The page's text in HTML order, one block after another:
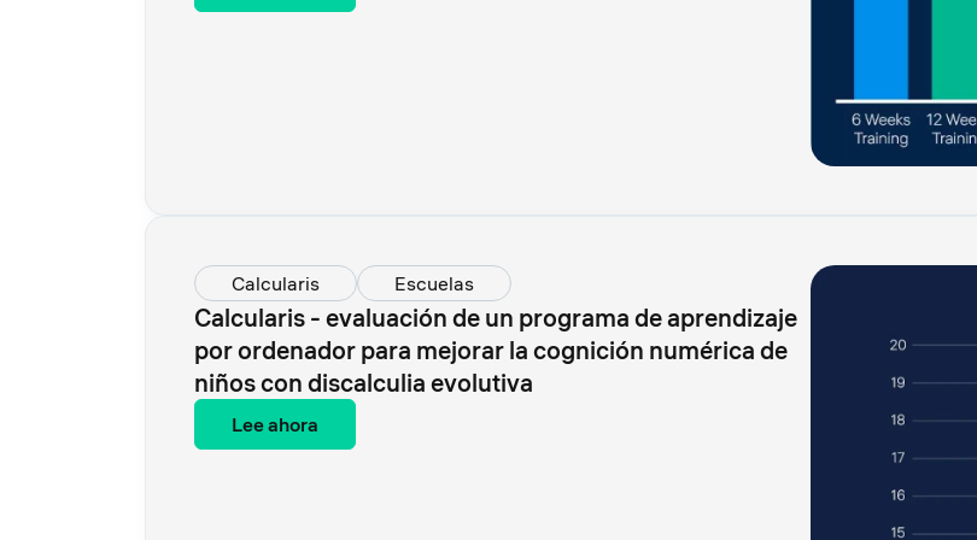
Calcularis Escuelas
Calcularis - evaluación de un programa de aprendizaje
por ordenador para mejorar la cognición numérica de
niños con discalculia evolutiva
Lee ahora